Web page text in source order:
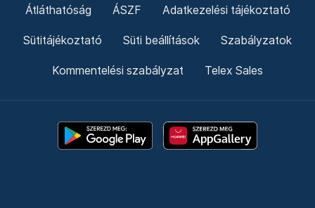
Átláthatóság ÁSZF Adatkezelési tájékoztató
Sütitájékoztató Süti beállítások Szabályzatok
Kommentelési szabályzat Telex Sales